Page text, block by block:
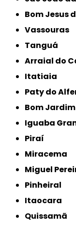
Bom
Vassouras
Tanguá
Arraial do
Itatiaia
Paty do
Bom Jardim
Iguaba
Piraí
Miracema
Miguel
Pinheiral
Itaocara
Quissamã